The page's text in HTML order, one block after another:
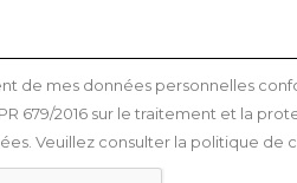
de mes données personnelles
679/2016 sur le traitement et la
Veuillez consulter la politique de